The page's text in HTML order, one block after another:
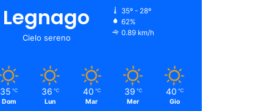
Legnago
Cielo sereno
35º - 28º
62%
0.89 km/h
35 ℃
Dom
36 ℃
Lun
40 ℃
Mar
39 ℃
Mer
40 ℃
Gio